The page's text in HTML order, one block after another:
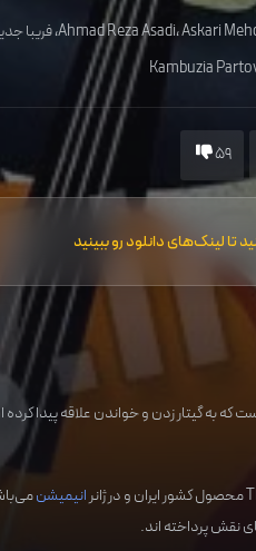
Ahmad Reza Asadi،Askari ،فریبا
Kambuzia
59
تا لینک‌های دانلود رو ببینید
که به گیتار زدن و خواندن علاقه پیدا
ایرانو در ژانرانیمیشن
نقش پرداخته اند.